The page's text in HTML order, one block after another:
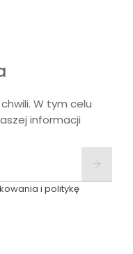
W tym celu
informacji
i politykę